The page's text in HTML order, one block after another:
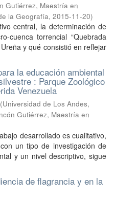
Gutiérrez, Maestría en
la Geografía, 2015-11-20)
central, la determinación de
cuenca torrencial “Quebrada
y qué consistió en reflejar
la educación ambiental
: Parque Zoológico
Venezuela
(Universidad de Los Andes,
Gutiérrez, Maestría en
desarrollado es cualitativo,
un tipo de investigación de
y un nivel descriptivo, sigue
de flagrancia y en la